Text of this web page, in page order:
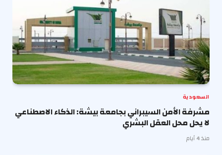
السعودية
مشرفة الأمن السيبراني بجامعة بيشة: الذكاء الاصطناعي
لا يحل محل العقل البشري
منذ 4 أيام